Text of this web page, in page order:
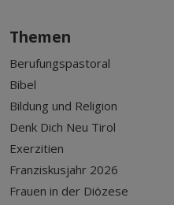
Themen
Berufungspastoral
Bibel
Bildung und Religion
Denk Dich Neu Tirol
Exerzitien
Franziskusjahr 2026
Frauen in der Diözese